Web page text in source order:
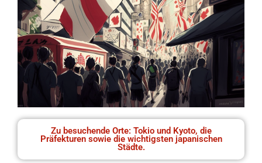
Zu besuchende Orte: Tokio und Kyoto, die
Präfekturen sowie die wichtigsten japanischen
Städte.